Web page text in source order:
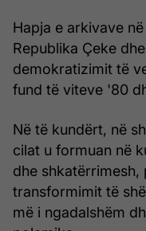
Hapja e arkivave
Republika Çeke
demokratizimit të
fund të viteve '80
Në të kundërt, në
cilat u formuan në
dhe
transformimit të
më i ngadalshëm